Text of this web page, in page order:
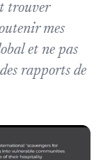
trouver
mes
et ne pas
rapports de